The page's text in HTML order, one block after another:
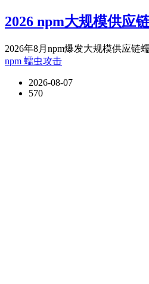
2026 npm大规模供应
2026年8月npm爆发大规模供应链
npm 蠕虫攻击
2026-08-07
570